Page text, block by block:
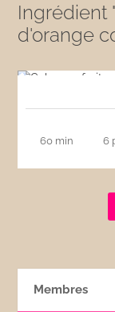
Ingrédient
d'orange
60 min 6
Membres